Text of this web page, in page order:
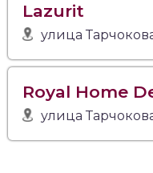
Lazurit
улица
Royal Home
улица